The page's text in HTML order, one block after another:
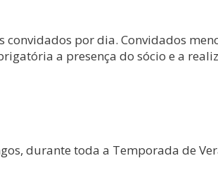
por dia. Convidados
a presença do sócio e a
durante toda a Temporada de